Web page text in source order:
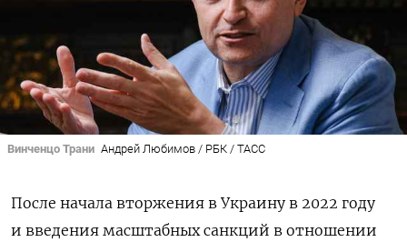
Винченцо Трани Андрей Любимов / РБК / ТАСС
После начала вторжения в Украину в 2022 году
и введения масштабных санкций в отношении